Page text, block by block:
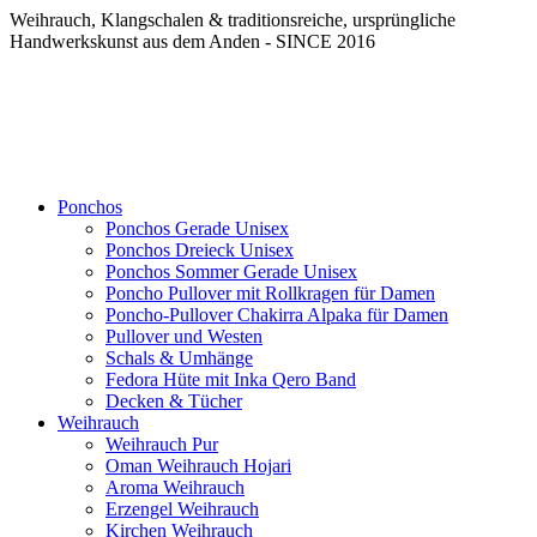
Weihrauch, Klangschalen & traditionsreiche, ursprüngliche
Handwerkskunst aus dem Anden - SINCE 2016
Ponchos
Ponchos Gerade Unisex
Ponchos Dreieck Unisex
Ponchos Sommer Gerade Unisex
Poncho Pullover mit Rollkragen für Damen
Poncho-Pullover Chakirra Alpaka für Damen
Pullover und Westen
Schals & Umhänge
Fedora Hüte mit Inka Qero Band
Decken & Tücher
Weihrauch
Weihrauch Pur
Oman Weihrauch Hojari
Aroma Weihrauch
Erzengel Weihrauch
Kirchen Weihrauch